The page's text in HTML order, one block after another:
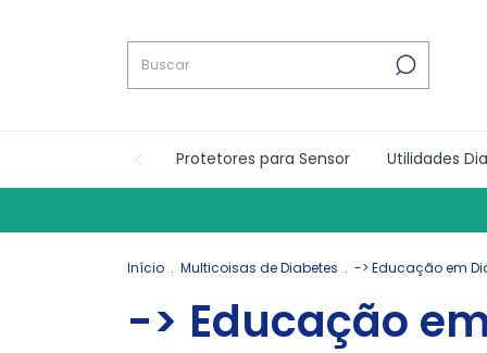
Protetores para Sensor Utilidades
Início . Multicoisas de Diabetes . -> Educação em
-> Educação